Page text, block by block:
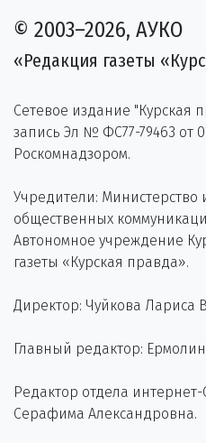
© 2003–2026, АУКО
«Редакция газеты
Сетевое издание "Курская
запись Эл № ФС77-79463 от
Роскомнадзором.
Учредители:
общественных
Автономное учреждение
газеты «Курская правда».
Директор: Чуйкова Лариса
Главный редактор:
Редактор отдела
Серафима Александровна.